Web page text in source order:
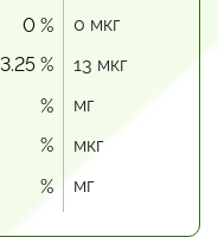
0 %
0 мкг
3.25 %
13 мкг
%
мг
%
мкг
% мг